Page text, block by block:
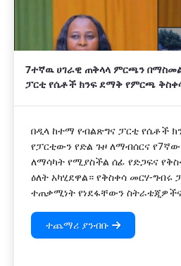
7ተኛዉ ሀገራዊ ጠቅላላ ምርጫን
ፓርቲ የሴቶች ክንፍ ደማቅ የምርጫ
በዲላ ከተማ የብልጽግና ፓርቲ የሴቶች
የፓርቲውን የድል ጉዞ ለማብሰርና
ለማሳካት የሚያስችል ሰፊ የድጋፍና
ዕለት አካሂደዋል። የቅስቀሳ መርሃ-
ተጠቃሚነት የነደፋቸውን
ተጨማሪ ያንብቡ